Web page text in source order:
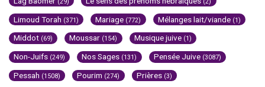
Limoud Torah (371) Mariage (772) Mélanges lait/viande (1)
Middot (69) Moussar (154) Musique juive (1)
Non-Juifs (249) Nos Sages (131) Pensée Juive (3087)
Pessah (1508) Pourim (274) Prières (3)